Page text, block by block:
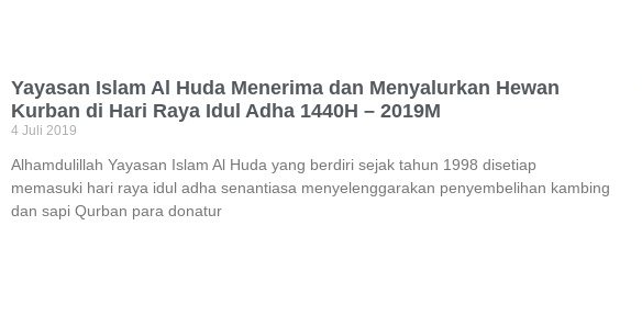
Yayasan Islam Al Huda Menerima dan Menyalurkan Hewan
Kurban di Hari Raya Idul Adha 1440H – 2019M
4 Juli 2019
Alhamdulillah Yayasan Islam Al Huda yang berdiri sejak tahun 1998 disetiap
memasuki hari raya idul adha senantiasa menyelenggarakan penyembelihan kambing
dan sapi Qurban para donatur